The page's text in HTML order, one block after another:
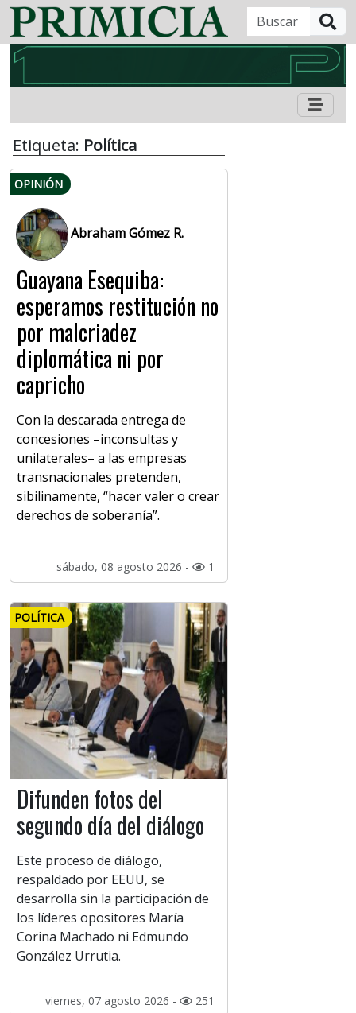
Etiqueta: Política
OPINIÓN
Abraham Gómez R.
Guayana Esequiba:
esperamos restitución no
por malcriadez
diplomática ni por
capricho
Con la descarada entrega de
concesiones –inconsultas y
unilaterales– a las empresas
transnacionales pretenden,
sibilinamente, “hacer valer o crear
derechos de soberanía”.
sábado, 08 agosto 2026 - 1
POLÍTICA
Difunden fotos del
segundo día del diálogo
Este proceso de diálogo,
respaldado por EEUU, se
desarrolla sin la participación de
los líderes opositores María
Corina Machado ni Edmundo
González Urrutia.
viernes, 07 agosto 2026 - 251